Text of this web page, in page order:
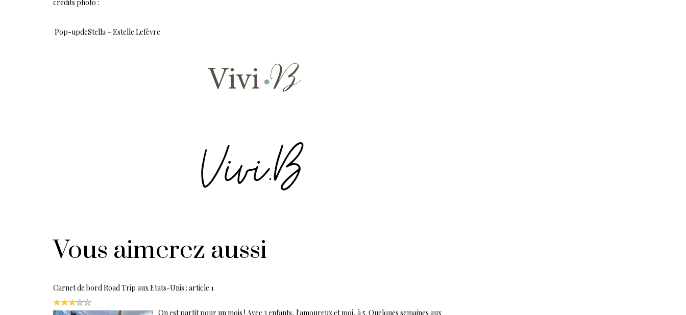
crédits photo :
Pop-updeStella – Estelle Lefèvre
Vous aimerez aussi
Carnet de bord Road Trip aux Etats-Unis : article 1
On est partit pour un mois ! Avec 3 enfants, l'amoureux et moi, à 5. Quelques semaines aux